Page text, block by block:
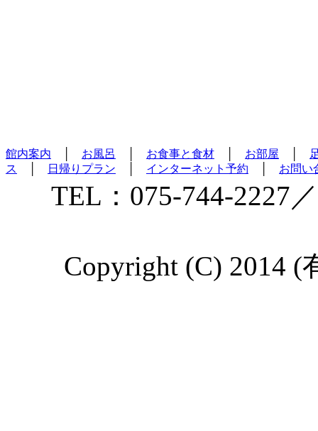
館内案内 お風呂 お食事と食材 お部屋
ス
日帰りプラン インターネット予約 お問い
TEL：075-744-2227
Copyright (C) 2014 (